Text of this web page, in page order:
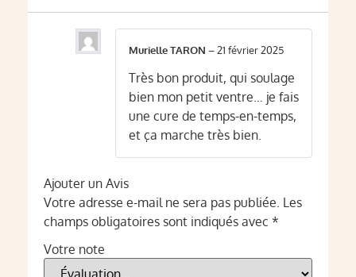
Murielle TARON –21 février 2025
Très bon produit, qui soulage
bien mon petit ventre… je fais
une cure de temps-en-temps,
et ça marche très bien.
Ajouter un Avis
Votre adresse e-mail ne sera pas publiée. Les
champs obligatoires sont indiqués avec *
Votre note